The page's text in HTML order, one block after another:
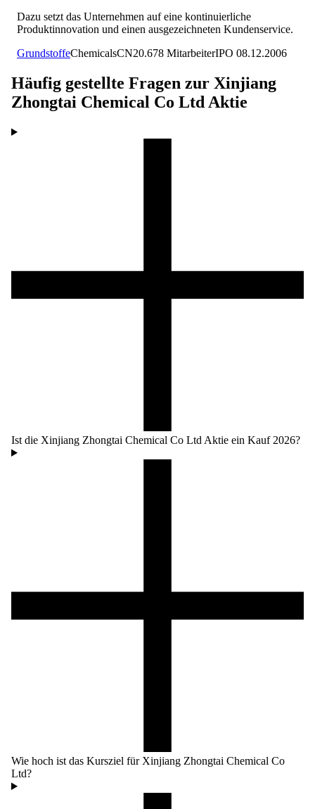
Dazu setzt das Unternehmen auf eine kontinuierliche
Produktinnovation und einen ausgezeichneten Kundenservice.
GrundstoffeChemicalsCN20.678 MitarbeiterIPO 08.12.2006
Häufig gestellte Fragen zur Xinjiang
Zhongtai Chemical Co Ltd Aktie
Ist die Xinjiang Zhongtai Chemical Co Ltd Aktie ein Kauf 2026?
Wie hoch ist das Kursziel für Xinjiang Zhongtai Chemical Co
Ltd?